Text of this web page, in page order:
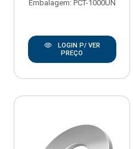
Embalagem: PCT-1000UN
LOGIN P/ VER
PREÇO